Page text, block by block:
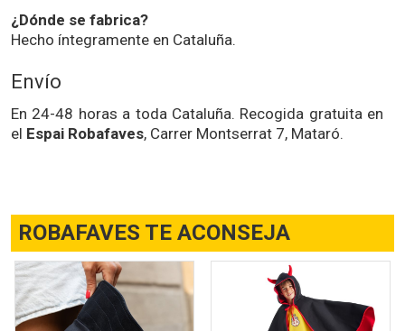
¿Dónde se fabrica?
Hecho íntegramente en Cataluña.
Envío
En 24-48 horas a toda Cataluña. Recogida gratuita en
el Espai Robafaves, Carrer Montserrat 7, Mataró.
ROBAFAVES TE ACONSEJA